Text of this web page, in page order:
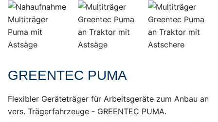
GREENTEC PUMA
Flexibler Geräteträger für Arbeitsgeräte zum Anbau an
vers. Trägerfahrzeuge - GREENTEC PUMA.